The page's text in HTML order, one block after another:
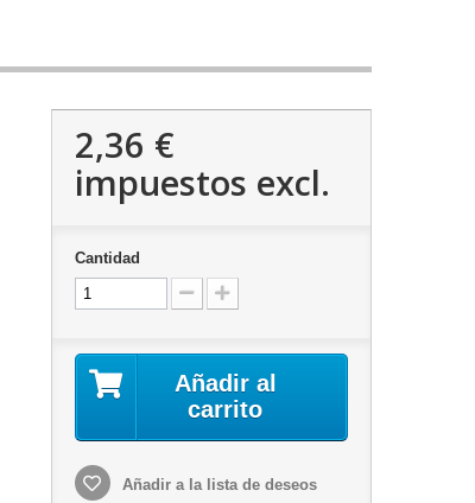
2,36 €
impuestos excl.
Cantidad
Añadir al
carrito
Añadir a la lista de deseos